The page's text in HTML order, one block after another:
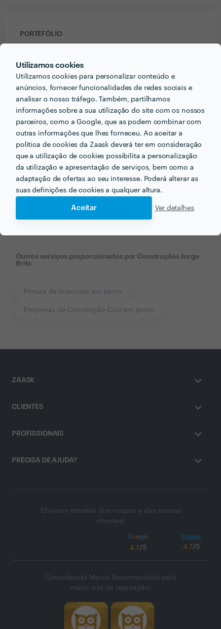
Utilizamos cookies
Utilizamos cookies para personalizar conteúdo e
anúncios, fornecer funcionalidades de redes sociais e
analisar o nosso tráfego. Também, partilhamos
informações sobre a sua utilização do site com os nossos
parceiros, como a Google, que as podem combinar com
outras informações que lhes forneceu. Ao aceitar a
política de cookies da Zaask deverá ter em consideração
que a utilização de cookies possibilita a personalização
da utilização e apresentação de serviços, bem como a
adaptação de ofertas ao seu interesse. Poderá alterar as
suas definições de cookies a qualquer altura.
Aceitar Ver detalhes
PORTEFÓLIO
Receba várias propostas de profissionais como
Construções Jorge Britoem poucas horas.
Outros serviços proporcionados por Construções Jorge
Brito
Pintura de Interiores em porto
Empresas de Construção Civil em porto
ZAASK
CLIENTES
PROFISSIONAIS
PRECISA DE AJUDA?
Chovem estrelas dos nossos e das nossas
clientes!
4.7/5 4.7/5
Considerada Marca Recomendada pelo
maior site de reputação!